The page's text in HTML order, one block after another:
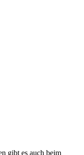
gibt es auch beim